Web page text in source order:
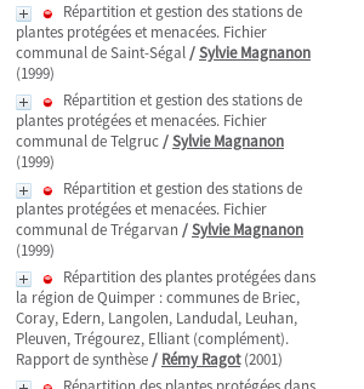
Répartition et gestion des stations de
plantes protégées et menacées. Fichier
communal de Saint-Ségal/Sylvie Magnanon
(1999)
Répartition et gestion des stations de
plantes protégées et menacées. Fichier
communal de Telgruc/Sylvie Magnanon
(1999)
Répartition et gestion des stations de
plantes protégées et menacées. Fichier
communal de Trégarvan /Sylvie Magnanon
(1999)
Répartition des plantes protégées dans
la région de Quimper : communes de Briec,
Coray, Edern, Langolen, Landudal, Leuhan,
Pleuven, Trégourez, Elliant (complément).
Rapport de synthèse/ Rémy Ragot(2001)